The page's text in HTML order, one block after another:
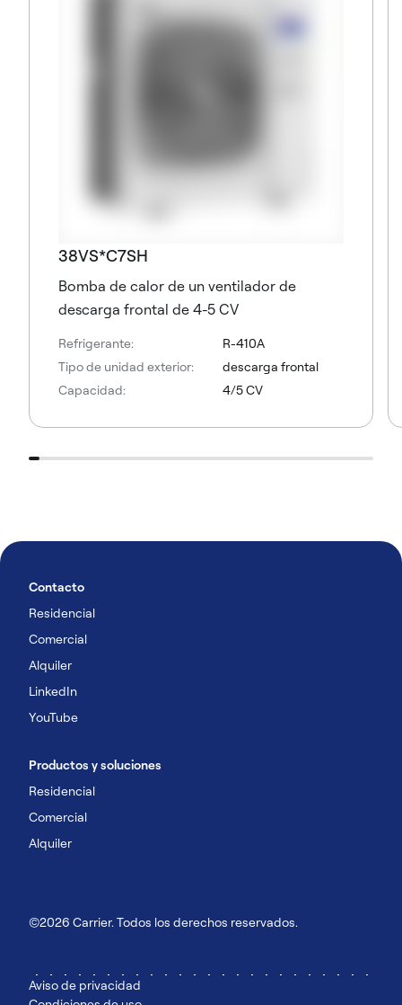
38VS*C7SH
Bomba de calor de un ventilador de
descarga frontal de 4-5 CV
Refrigerante:
R-410A
Tipo de unidad exterior:
descarga frontal
Capacidad:
4/5 CV
Contacto
Residencial
Comercial
Alquiler
LinkedIn
YouTube
Productos y soluciones
Residencial
Comercial
Alquiler
©2026 Carrier. Todos los derechos reservados.
Aviso de privacidad